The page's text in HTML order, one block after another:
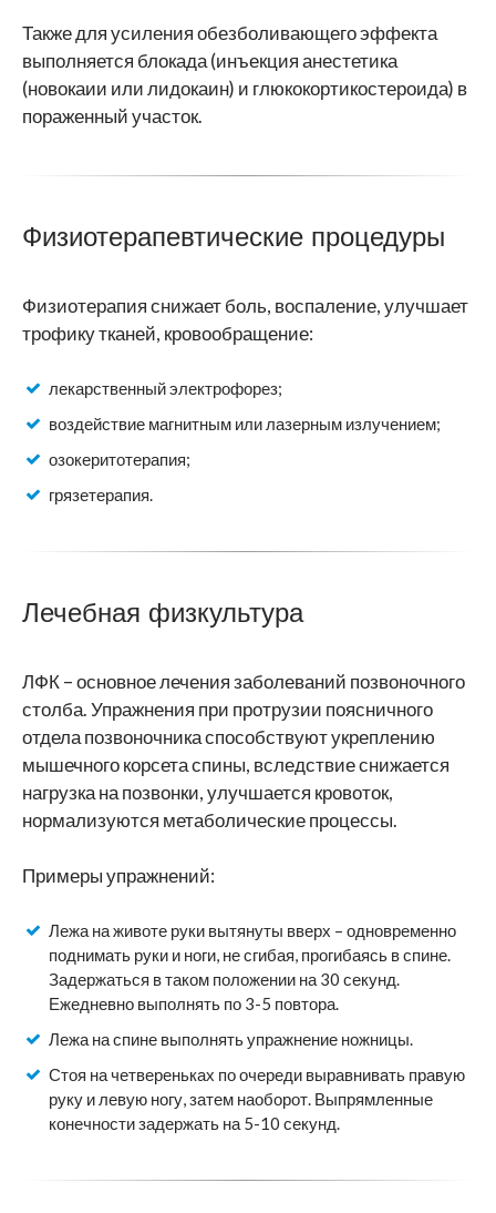
Также для усиления обезболивающего эффекта
выполняется блокада (инъекция анестетика
(новокаии или лидокаин) и глюкокортикостероида) в
пораженный участок.
Физиотерапевтические процедуры
Физиотерапия снижает боль, воспаление, улучшает
трофику тканей, кровообращение:
лекарственный электрофорез;
воздействие магнитным или лазерным излучением;
озокеритотерапия;
грязетерапия.
Лечебная физкультура
ЛФК – основное лечения заболеваний позвоночного
столба. Упражнения при протрузии поясничного
отдела позвоночника способствуют укреплению
мышечного корсета спины, вследствие снижается
нагрузка на позвонки, улучшается кровоток,
нормализуются метаболические процессы.
Примеры упражнений:
Лежа на животе руки вытянуты вверх – одновременно
поднимать руки и ноги, не сгибая, прогибаясь в спине.
Задержаться в таком положении на 30 секунд.
Ежедневно выполнять по 3-5 повтора.
Лежа на спине выполнять упражнение ножницы.
Стоя на четвереньках по очереди выравнивать правую
руку и левую ногу, затем наоборот. Выпрямленные
конечности задержать на 5-10 секунд.